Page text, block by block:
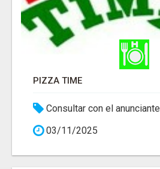
PIZZA TIME
Consultar con el anunciante
03/11/2025